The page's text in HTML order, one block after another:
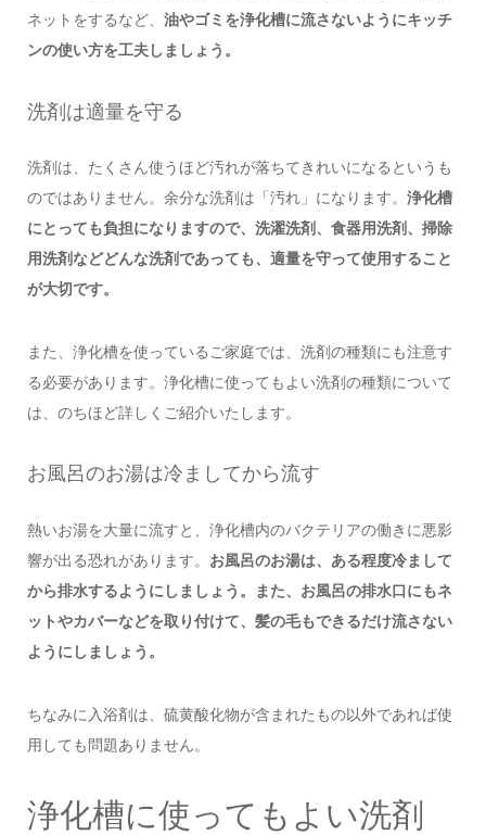
ネットをするなど、 油やゴミを浄化槽に流さないようにキッチ
ンの使い方を工夫しましょう。
洗剤は適量を守る
洗剤は、たくさん使うほど汚れが落ちてきれいになるというも
のではありません。余分な洗剤は「汚れ」になります。 浄化槽
にとっても負担になりますので、洗濯洗剤、食器用洗剤、掃除
用洗剤などどんな洗剤であっても、適量を守って使用すること
が大切です。
また、浄化槽を使っているご家庭では、洗剤の種類にも注意す
る必要があります。浄化槽に使ってもよい洗剤の種類について
は、のちほど詳しくご紹介いたします。
お風呂のお湯は冷ましてから流す
熱いお湯を大量に流すと、浄化槽内のバクテリアの働きに悪影
響が出る恐れがあります。 お風呂のお湯は、ある程度冷まして
から排水するようにしましょう。また、お風呂の排水口にもネ
ットやカバーなどを取り付けて、髪の毛もできるだけ流さない
ようにしましょう。
ちなみに入浴剤は、硫黄酸化物が含まれたもの以外であれば使
用しても問題ありません。
浄化槽に使ってもよい洗剤